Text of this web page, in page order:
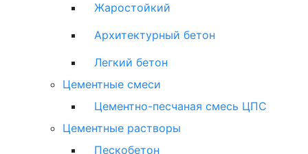
Жаростойкий
Архитектурный бетон
Легкий бетон
Цементные смеси
Цементно-песчаная смесь ЦПС
Цементные растворы
Пескобетон